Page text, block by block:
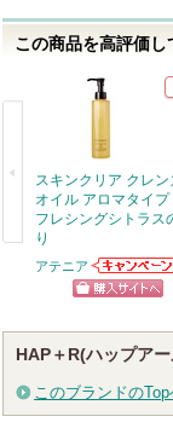
この商品を高評価
スキンクリア クレン
オイル アロマタイプ
フレシングシトラス
り
アテニア
アテニアから
お知らせがあ
グサイトへ
HAP＋R(ハップア
このブランドのTop